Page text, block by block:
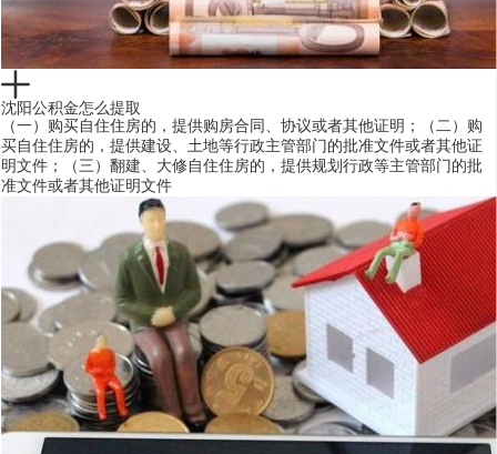
沈阳公积金怎么提取
（一）购买自住住房的，提供购房合同、协议或者其他证明；（二）购
买自住住房的，提供建设、土地等行政主管部门的批准文件或者其他证
明文件；（三）翻建、大修自住住房的，提供规划行政等主管部门的批
准文件或者其他证明文件